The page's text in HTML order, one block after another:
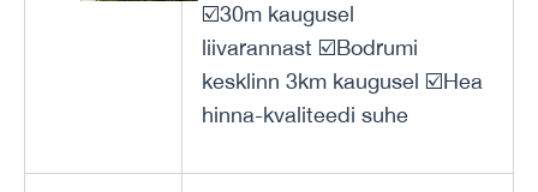
☑️30m kaugusel
liivarannast ☑️Bodrumi
kesklinn 3km kaugusel ☑️Hea
hinna-kvaliteedi suhe